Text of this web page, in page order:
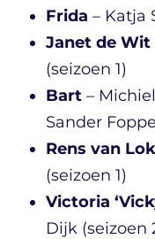
Frida – Katja
Janet de Wit
(seizoen 1)
Bart –
Sander
Rens van
(seizoen 1)
Victoria
Dijk (seizoen